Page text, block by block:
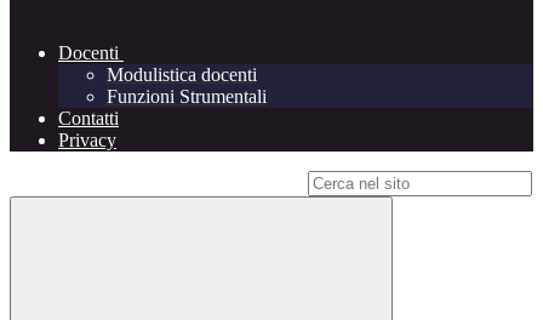
Docenti
Modulistica docenti
Funzioni Strumentali
Contatti
Privacy